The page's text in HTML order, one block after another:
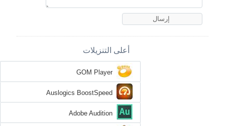
أعلى التنزيلات
GOM Player
Auslogics BoostSpeed
Adobe Audition